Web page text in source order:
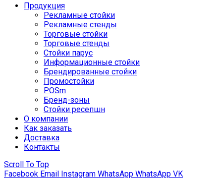
Продукция
Рекламные стойки
Рекламные стенды
Торговые стойки
Торговые стенды
Стойки парус
Информационные стойки
Брендированные стойки
Промостойки
POSm
Бренд-зоны
Стойки ресепшн
О компании
Как заказать
Доставка
Контакты
Scroll To Top
Facebook Email Instagram WhatsApp WhatsApp VK